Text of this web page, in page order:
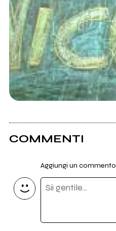
COMMENTI
Aggiungi un commento